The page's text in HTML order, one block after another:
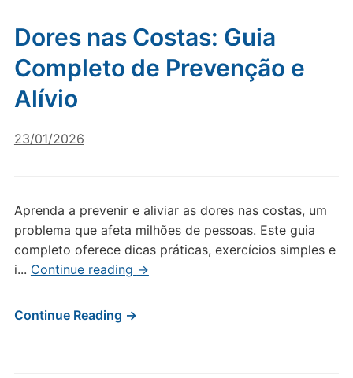
Dores nas Costas: Guia
Completo de Prevenção e
Alívio
23/01/2026
Aprenda a prevenir e aliviar as dores nas costas, um
problema que afeta milhões de pessoas. Este guia
completo oferece dicas práticas, exercícios simples e
i... Continue reading →
Continue Reading →